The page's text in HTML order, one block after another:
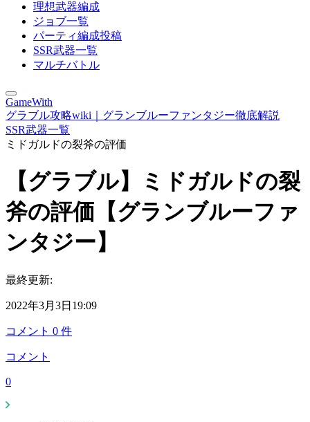
理想武器編成
ジョブ一覧
パーティ編成投稿
SSR武器一覧
マルチバトル
GameWith
グラブル攻略wiki｜グランブルーファンタジー徹底解説
SSR武器一覧
ミドガルドの裂斧の評価
【グラブル】ミドガルドの裂
斧の評価【グランブルーファ
ンタジー】
最終更新:
2022年3月3日19:09
コメント 0 件
コメント
0